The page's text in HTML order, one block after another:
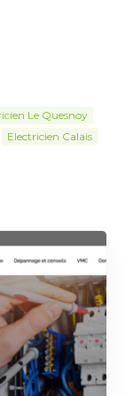
Le Quesnoy
Electricien Calais